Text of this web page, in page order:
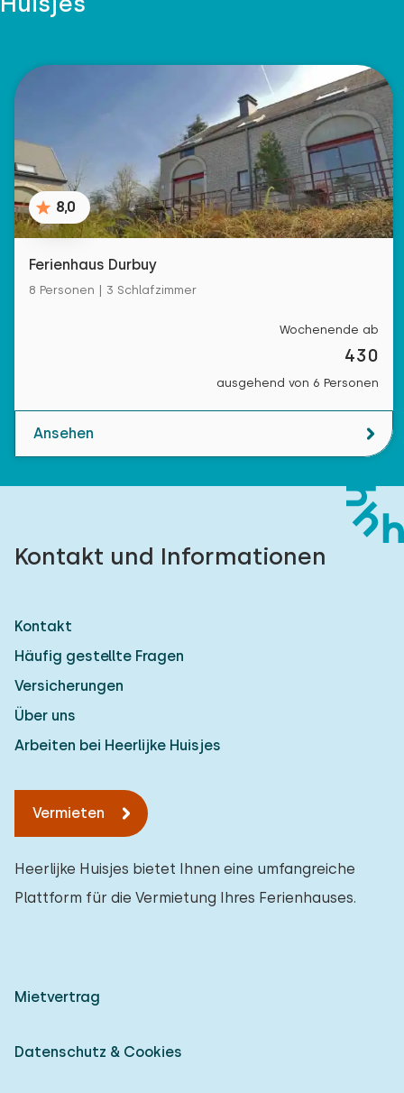
8,0
Ferienhaus Durbuy
8 Personen | 3 Schlafzimmer
Wochenende ab
430
ausgehend von 6 Personen
Ansehen
Kontakt und Informationen
Kontakt
Häufig gestellte Fragen
Versicherungen
Über uns
Arbeiten bei Heerlijke Huisjes
Vermieten
Heerlijke Huisjes bietet Ihnen eine umfangreiche
Plattform für die Vermietung Ihres Ferienhauses.
Mietvertrag
Datenschutz & Cookies